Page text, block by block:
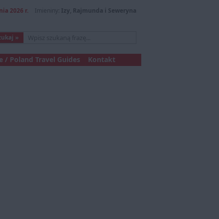
2026 r. Imieniny: Izy, Rajmunda i Seweryna
/ Poland Travel Guides Kontakt